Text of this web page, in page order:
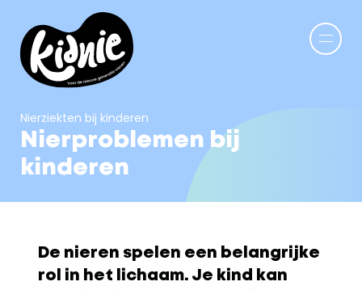
Nierziekten bij kinderen
Nierproblemen bij
kinderen
De nieren spelen een belangrijke
rol in het lichaam. Je kind kan